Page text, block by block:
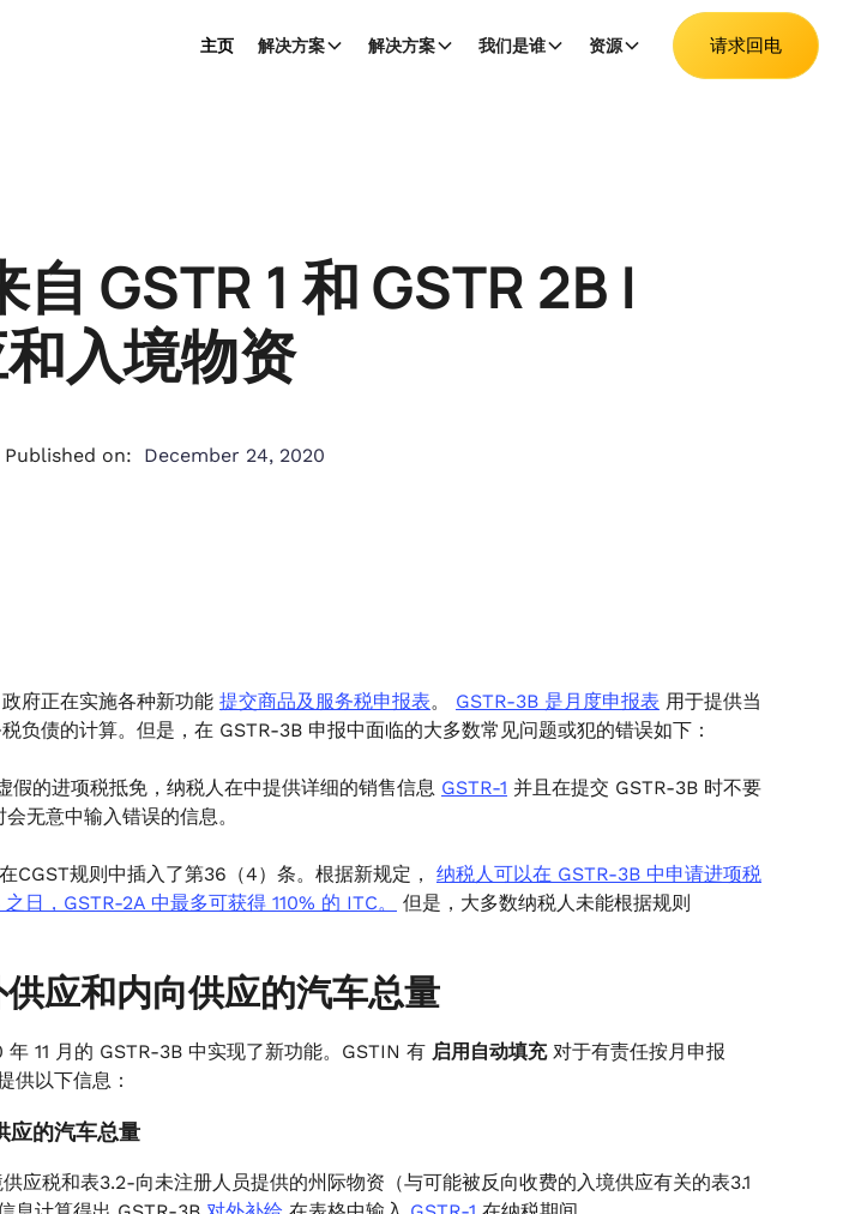
主页 解决方案 解决方案 我们是谁 资源 请求回电
GSTR 1 和 GSTR 2B |
入境物资
Published on: December 24, 2020
府正在实施各种新功能 提交商品及服务税申报表。 GSTR-3B 是月度申报表 用于提供当
负债的计算。但是，在 GSTR-3B 申报中面临的大多数常见问题或犯的错误如下：
假的进项税抵免，纳税人在中提供详细的销售信息 GSTR-1 并且在提交 GSTR-3B 时不要
无意中输入错误的信息。
CGST规则中插入了第36（4）条。根据新规定， 纳税人可以在 GSTR-3B 中申请进项税
日，GSTR-2A 中最多可获得 110% 的 ITC。
但是，大多数纳税人未能根据规则
供应和内向供应的汽车总量
11 月的 GSTR-3B 中实现了新功能。GSTIN 有 启用自动填充对于有责任按月申报
供以下信息：
应的汽车总量
应税和表3.2-向未注册人员提供的州际物资（与可能被反向收费的入境供应有关的表3.1